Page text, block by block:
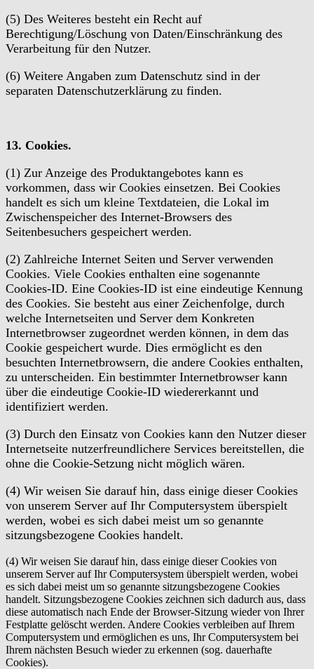
(5) Des Weiteres besteht ein Recht auf
Berechtigung/Löschung von Daten/Einschränkung des
Verarbeitung für den Nutzer.
(6) Weitere Angaben zum Datenschutz sind in der
separaten Datenschutzerklärung zu finden.
13. Cookies.
(1) Zur Anzeige des Produktangebotes kann es
vorkommen, dass wir Cookies einsetzen. Bei Cookies
handelt es sich um kleine Textdateien, die Lokal im
Zwischenspeicher des Internet-Browsers des
Seitenbesuchers gespeichert werden.
(2) Zahlreiche Internet Seiten und Server verwenden
Cookies. Viele Cookies enthalten eine sogenannte
Cookies-ID. Eine Cookies-ID ist eine eindeutige Kennung
des Cookies. Sie besteht aus einer Zeichenfolge, durch
welche Internetseiten und Server dem Konkreten
Internetbrowser zugeordnet werden können, in dem das
Cookie gespeichert wurde. Dies ermöglicht es den
besuchten Internetbrowsern, die andere Cookies enthalten,
zu unterscheiden. Ein bestimmter Internetbrowser kann
über die eindeutige Cookie-ID wiedererkannt und
identifiziert werden.
(3) Durch den Einsatz von Cookies kann den Nutzer dieser
Internetseite nutzerfreundlichere Services bereitstellen, die
ohne die Cookie-Setzung nicht möglich wären.
(4) Wir weisen Sie darauf hin, dass einige dieser Cookies
von unserem Server auf Ihr Computersystem überspielt
werden, wobei es sich dabei meist um so genannte
sitzungsbezogene Cookies handelt.
(4) Wir weisen Sie darauf hin, dass einige dieser Cookies von
unserem Server auf Ihr Computersystem überspielt werden, wobei
es sich dabei meist um so genannte sitzungsbezogene Cookies
handelt. Sitzungsbezogene Cookies zeichnen sich dadurch aus, dass
diese automatisch nach Ende der Browser-Sitzung wieder von Ihrer
Festplatte gelöscht werden. Andere Cookies verbleiben auf Ihrem
Computersystem und ermöglichen es uns, Ihr Computersystem bei
Ihrem nächsten Besuch wieder zu erkennen (sog. dauerhafte
Cookies).